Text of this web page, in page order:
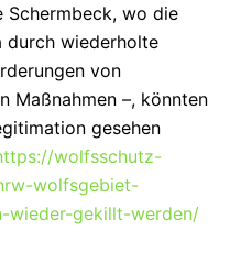
Schermbeck, wo die
durch wiederholte
von
Maßnahmen –, könnten
gesehen
wolfsschutz-
wolfsgebiet-
wieder-gekillt-werden/